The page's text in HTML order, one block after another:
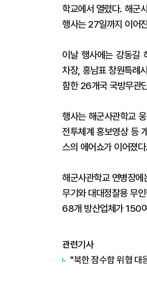
학교에서 열렸다. 해군
행사는 27일까지 이어
이날 행사에는 강동길
차장, 홍남표 창원특례
함한 26개국 국방무관
행사는 해군사관학교
전투체계 홍보영상 등
스의 에어쇼가 이어졌다.
해군사관학교 연병장
무기와 대대정찰용 무
68개 방산업체가 150
관련기사
"북한 잠수함 위협 대